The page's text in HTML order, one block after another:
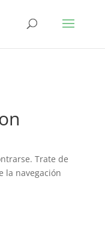
Trate de
la navegación